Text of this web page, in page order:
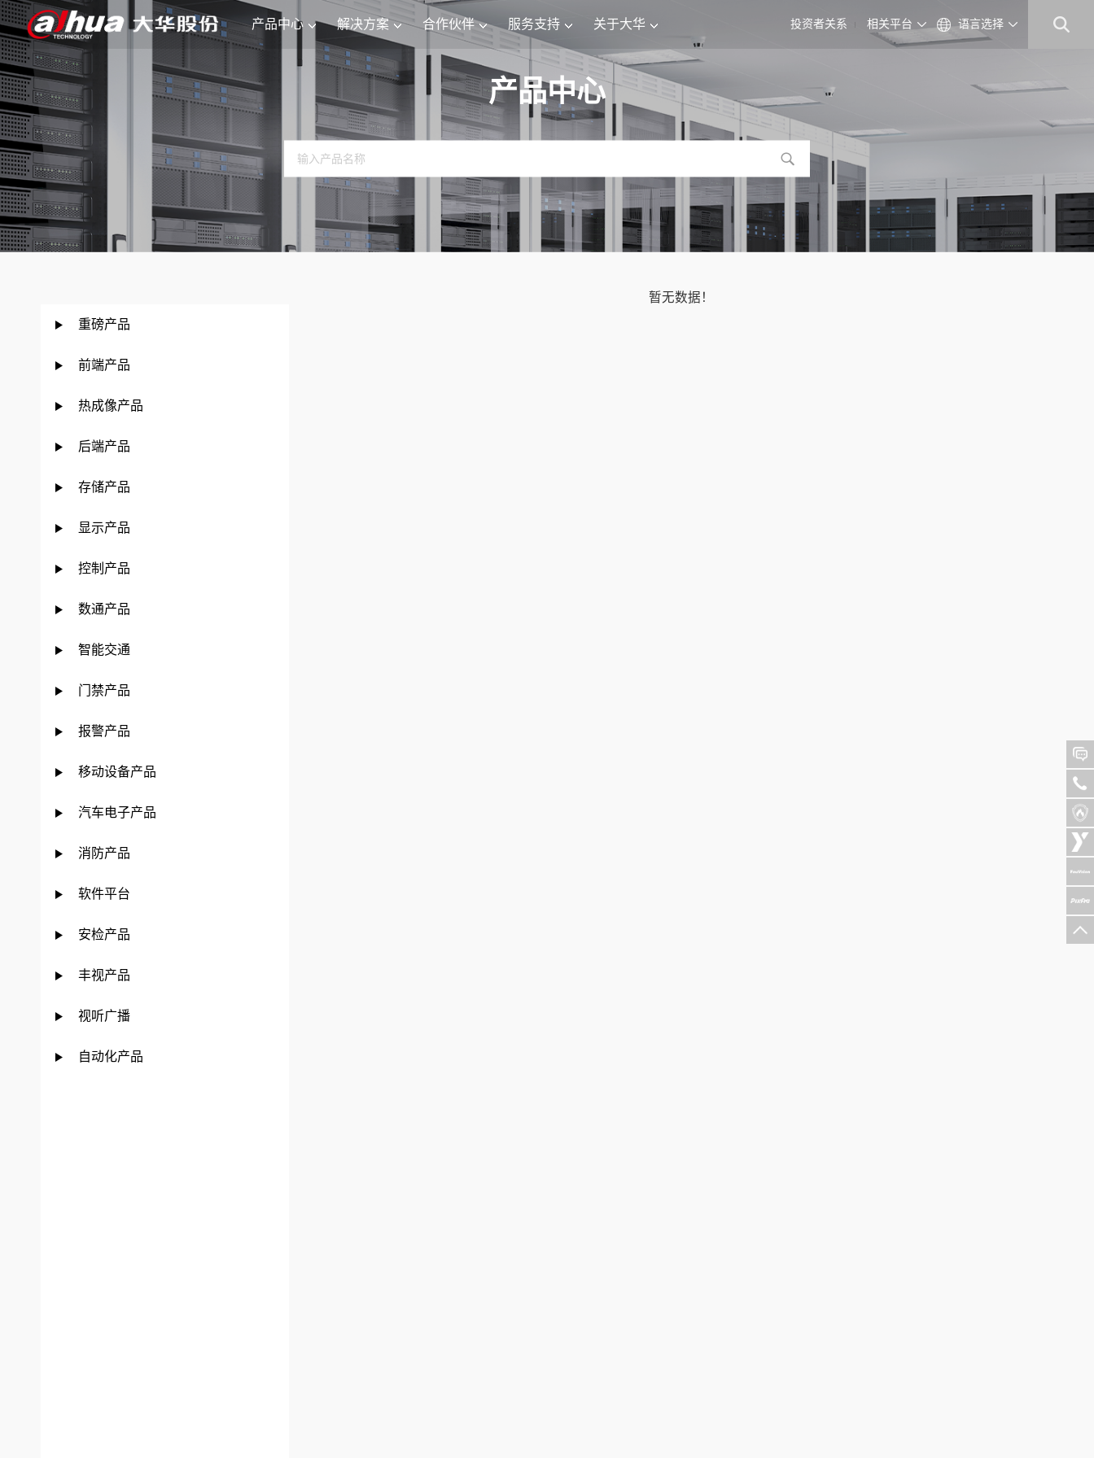
语言选择
相关平台
投资者关系
产品中心 解决方案 合作伙伴 服务支持 关于大华
产品中心
重磅产品
前端产品
热成像产品
后端产品
存储产品
显示产品
控制产品
数通产品
智能交通
门禁产品
报警产品
移动设备产品
汽车电子产品
消防产品
软件平台
安检产品
丰视产品
视听广播
自动化产品
暂无数据！